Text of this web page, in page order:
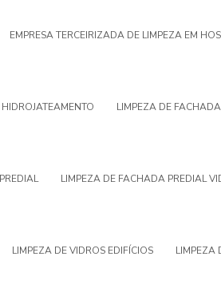
EMPRESA TERCEIRIZADA DE LIMPEZA EM
LIMPEZA DE
LIMPEZA DE FACHADA PREDIAL
LIMPEZA DE VIDROS EDIFÍCIOS LIMPEZA